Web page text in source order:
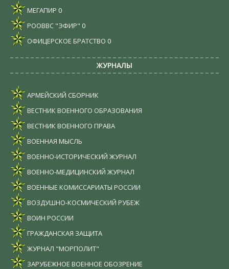
МЕГАПИР 0
РООВВС "ЭФИР" 0
ОФИЦЕРСКОЕ БРАТСТВО 0
ЖУРНАЛЫ
АРМЕЙСКИЙ СБОРНИК
ВЕСТНИК ВОЕННОГО ОБРАЗОВАНИЯ
ВЕСТНИК ВОЕННОГО ПРАВА
ВОЕННАЯ МЫСЛЬ
ВОЕННО-ИСТОРИЧЕСКИЙ ЖУРНАЛ
ВОЕННО-МЕДИЦИНСКИЙ ЖУРНАЛ
ВОЕННЫЕ КОМИССАРИАТЫ РОССИИ
ВОЗДУШНО-КОСМИЧЕСКИЙ РУБЕЖ
ВОИН РОССИИ
ГРАЖДАНСКАЯ ЗАЩИТА
ЖУРНАЛ "МОРПОЛИТ"
ЗАРУБЕЖНОЕ ВОЕННОЕ ОБОЗРЕНИЕ